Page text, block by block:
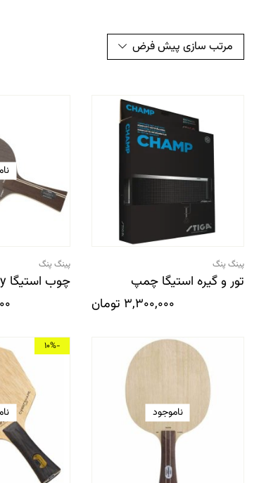
مرتب سازی پیش فرض
پینگ پنگ
تور و گیره استیگا چمپ
3,300,000 تومان
پینگ پنگ
چوب استیگا Dynasty کربن
ناموجود
-10%